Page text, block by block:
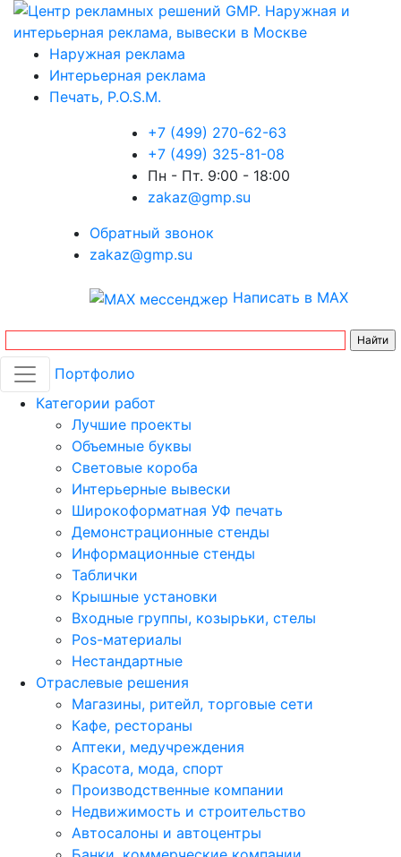
Наружная реклама
Интерьерная реклама
Печать, P.O.S.M.
+7 (499) 270-62-63
+7 (499) 325-81-08
Пн - Пт. 9:00 - 18:00
zakaz@gmp.su
Обратный звонок
zakaz@gmp.su
Написать в MAX
Портфолио
Категории работ
Лучшие проекты
Объемные буквы
Световые короба
Интерьерные вывески
Широкоформатная УФ печать
Демонстрационные стенды
Информационные стенды
Таблички
Крышные установки
Входные группы, козырьки, стелы
Pos-материалы
Нестандартные
Отраслевые решения
Магазины, ритейл, торговые сети
Кафе, рестораны
Аптеки, медучреждения
Красота, мода, спорт
Производственные компании
Недвижимость и строительство
Автосалоны и автоцентры